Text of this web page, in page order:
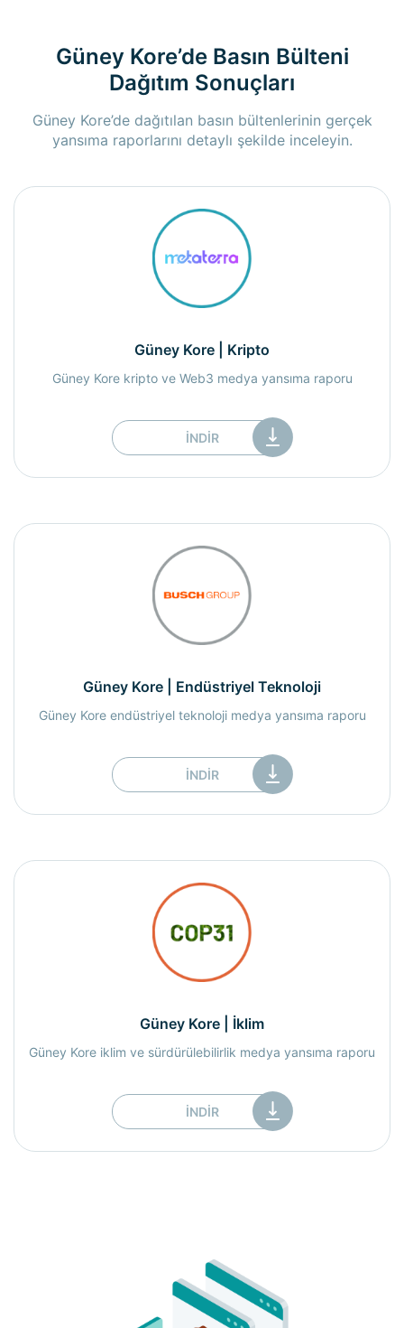
Güney Kore’de Basın Bülteni
Dağıtım Sonuçları
Güney Kore’de dağıtılan basın bültenlerinin gerçek
yansıma raporlarını detaylı şekilde inceleyin.
Güney Kore | Kripto
Güney Kore kripto ve Web3 medya yansıma raporu
İNDIR
Güney Kore | Endüstriyel Teknoloji
Güney Kore endüstriyel teknoloji medya yansıma raporu
İNDIR
Güney Kore | İklim
Güney Kore iklim ve sürdürülebilirlik medya yansıma raporu
İNDIR